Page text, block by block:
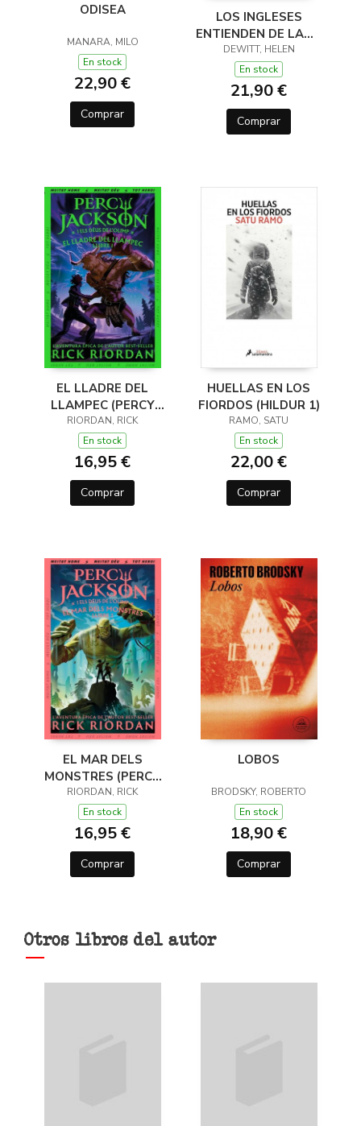
ODISEA
MANARA, MILO
En stock
22,90 €
Comprar
LOS INGLESES
ENTIENDEN DE LANA
(Y OTROS TRUCOS)
DEWITT, HELEN
En stock
21,90 €
Comprar
EL LLADRE DEL
LLAMPEC (PERCY
JACKSON I ELS DÉUS
DE L'OLIMP 1)
RIORDAN, RICK
En stock
16,95 €
Comprar
HUELLAS EN LOS
FIORDOS (HILDUR 1)
RAMO, SATU
En stock
22,00 €
Comprar
EL MAR DELS
MONSTRES (PERCY
JACKSON I ELS DÉUS
DE L'OLIMP 2)
RIORDAN, RICK
En stock
16,95 €
Comprar
LOBOS
BRODSKY, ROBERTO
En stock
18,90 €
Comprar
Otros libros del autor